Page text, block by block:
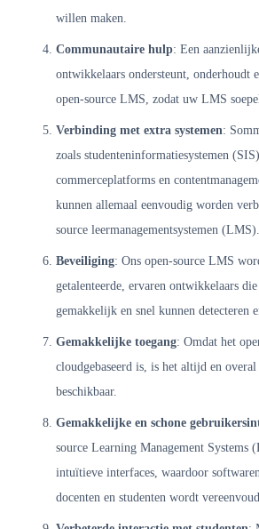
willen maken.
Communautaire hulp: Een
ontwikkelaars ondersteunt, onderhoudt
open-source LMS, zodat uw LMS
Verbinding met extra systemen:
zoals studenteninformatiesystemen
commerceplatforms en
kunnen allemaal eenvoudig worden
source leermanagementsystemen (LMS).
Beveiliging: Ons open-source LMS
getalenteerde, ervaren ontwikkelaars
gemakkelijk en snel kunnen detecteren
Gemakkelijke toegang: Omdat het
cloudgebaseerd is, is het altijd en
beschikbaar.
Gemakkelijke en schone
source Learning Management Systems
intuïtieve interfaces, waardoor
docenten en studenten wordt